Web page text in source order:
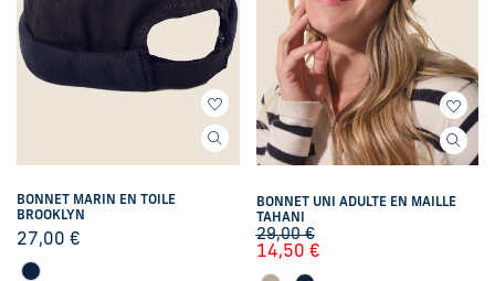
BONNET MARIN EN TOILE
BROOKLYN
27,00 €
BONNET UNI ADULTE EN MAILLE
TAHANI
29,00€
14,50 €